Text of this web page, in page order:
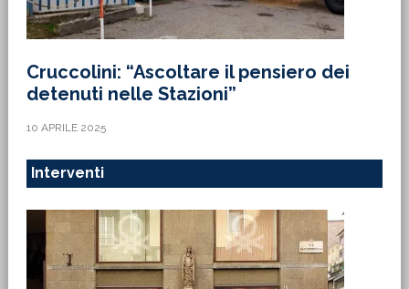
Cruccolini: “Ascoltare il pensiero dei
detenuti nelle Stazioni”
10 APRILE 2025
Interventi